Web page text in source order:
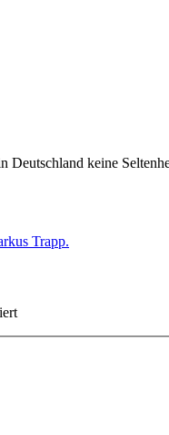
keine
Trapp.